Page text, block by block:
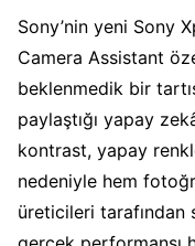
Sony’nin yeni Sony
Camera Assistant
beklenmedik bir
paylaştığı yapay
kontrast, yapay
nedeniyle hem
üreticileri